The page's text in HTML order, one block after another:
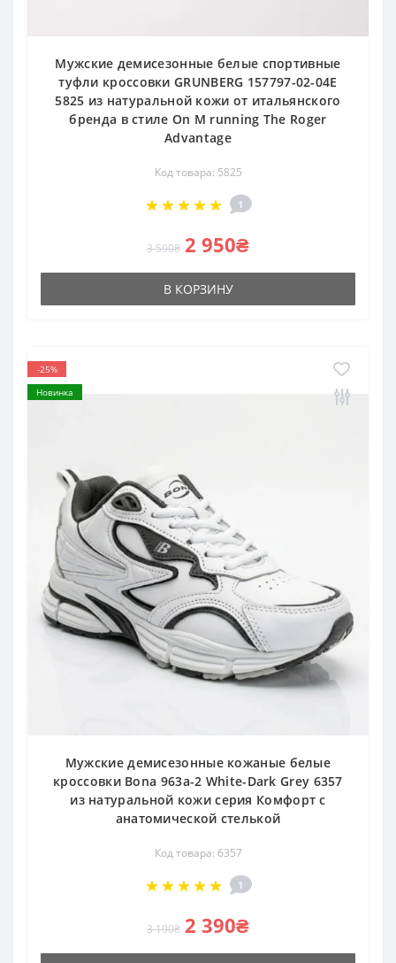
Мужские демисезонные белые спортивные
туфли кроссовки GRUNBERG 157797-02-04E
5825 из натуральной кожи от итальянского
бренда в стиле On M running The Roger
Advantage
Код товара: 5825
1
3 590₴ 2 950₴
В КОРЗИНУ
-25%
Новинка
Мужские демисезонные кожаные белые
кроссовки Bona 963a-2 White-Dark Grey 6357
из натуральной кожи серия Комфорт с
анатомической стелькой
Код товара: 6357
1
3 190₴ 2 390₴